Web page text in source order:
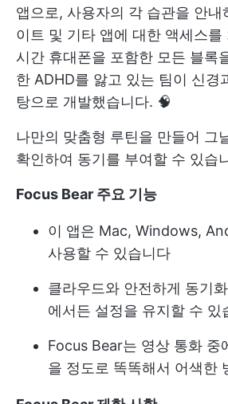
앱으로, 사용자의 각 습관을 안
이트 및 기타 앱에 대한 액세스를
시간 휴대폰을 포함한 모든 블록
한 ADHD를 앓고 있는 팀이 신경
탕으로 개발했습니다. 🧠
나만의 맞춤형 루틴을 만들어 그
확인하여 동기를 부여할 수 있습
Focus Bear 주요 기능
이 앱은 Mac, Windows,
사용할 수 있습니다
클라우드와 안전하게 동기
에서든 설정을 유지할 수 있
Focus Bear는 영상 통화 중
을 정도로 똑똑해서 어색한